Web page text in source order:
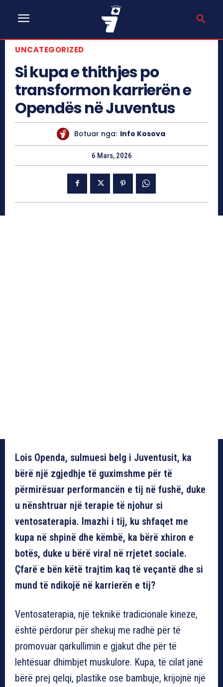
UNCATEGORIZED
Si kupa e thithjes po
transformon karrierën e
Opendës në Juventus
Botuar nga: Info Kosova
6 Mars, 2026
Lois Openda, sulmuesi belg i Juventusit, ka
bërë një zgjedhje të guximshme për të
përmirësuar performancën e tij në fushë, duke
u nënshtruar një terapie të njohur si
ventosaterapia. Imazhi i tij, ku shfaqet me
kupa në shpinë dhe këmbë, ka bërë xhiron e
botës, duke u bërë viral në rrjetet sociale.
Çfarë e bën këtë trajtim kaq të veçantë dhe si
mund të ndikojë në karrierën e tij?
Ventosaterapia, një teknikë tradicionale kineze,
është përdorur për shekuj me radhë për të
promovuar qarkullimin e gjakut dhe për të
lehtësuar dhimbjet muskulore. Kupa, të cilat janë
bërë prej qelqi, plastike ose bambuje, krijojnë një